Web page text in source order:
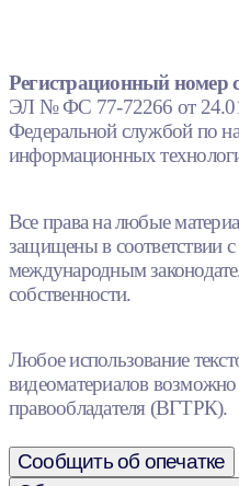
Регистрационный номер
ЭЛ № ФС 77-72266 от
Федеральной службой по
информационных
Все права на любые
защищены в соответствии
международным
собственности.
Любое использование
видеоматериалов возможно
правообладателя (ВГТРК).
Сообщить об опечатке